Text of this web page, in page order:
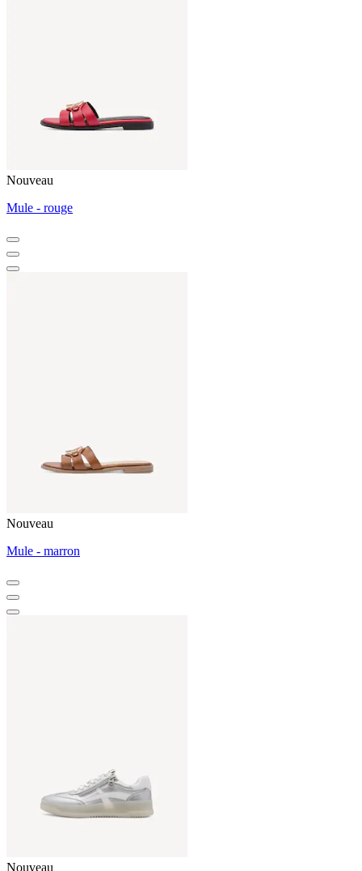
Nouveau
Mule - rouge
Nouveau
Mule - marron
Nouveau